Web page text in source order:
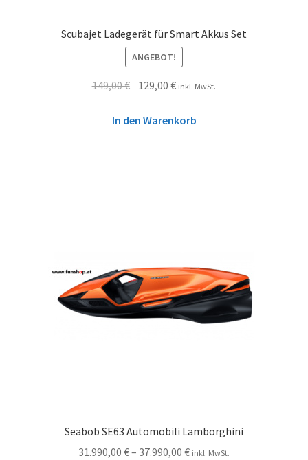
Scubajet Ladegerät für Smart Akkus Set
ANGEBOT!
149,00€ 129,00€ inkl. MwSt.
In den Warenkorb
Seabob SE63 Automobili Lamborghini
31.990,00 €– 37.990,00 € inkl. MwSt.